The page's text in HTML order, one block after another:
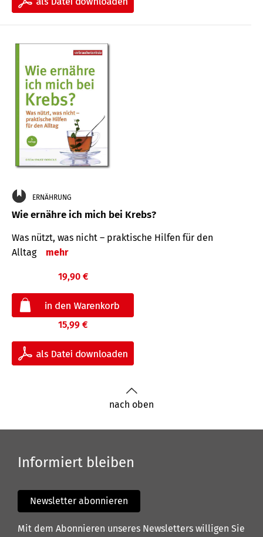
ERNÄHRUNG
Wie ernähre ich mich bei Krebs?
Was nützt, was nicht – praktische Hilfen für den
Alltag
mehr
19,90 €
15,99 €
nach oben
Informiert bleiben
Newsletter abonnieren
Mit dem Abonnieren unseres Newsletters willigen Sie